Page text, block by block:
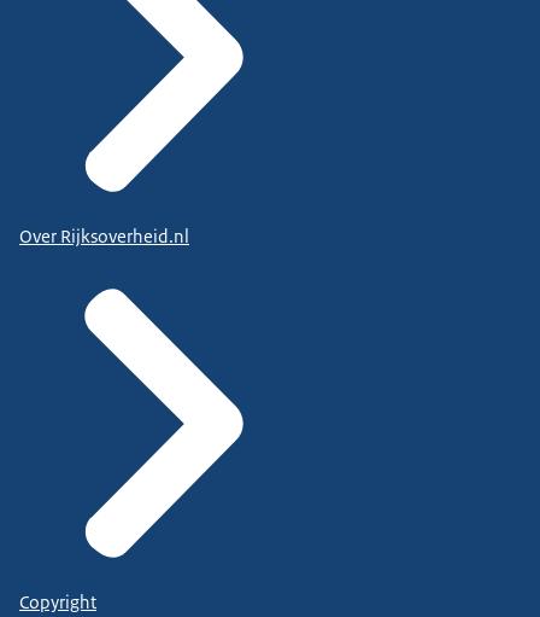
Over Rijksoverheid.nl
Copyright